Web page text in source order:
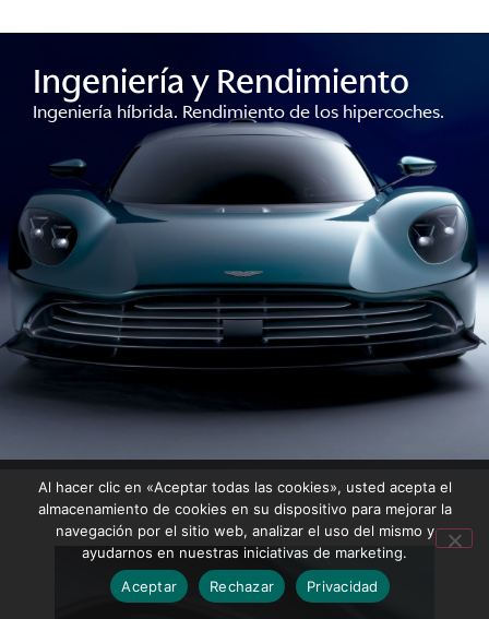
Ingeniería y Rendimiento
Ingeniería híbrida. Rendimiento de los hipercoches.
Al hacer clic en «Aceptar todas las cookies», usted acepta el
almacenamiento de cookies en su dispositivo para mejorar la
navegación por el sitio web, analizar el uso del mismo y
ayudarnos en nuestras iniciativas de marketing.
Aceptar
Rechazar Privacidad